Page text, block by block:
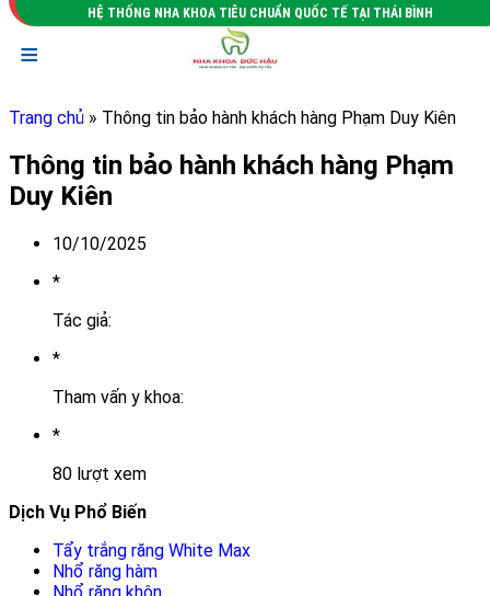
HỆ THỐNG NHA KHOA TIÊU CHUẨN QUỐC TẾ TẠI THÁI BÌNH
≡
Trang chủ » Thông tin bảo hành khách hàng Phạm Duy Kiên
Thông tin bảo hành khách hàng Phạm
Duy Kiên
10/10/2025
*
Tác giả:
*
Tham vấn y khoa:
*
80 lượt xem
Dịch Vụ Phổ Biến
Tẩy trắng răng White Max
Nhổ răng hàm